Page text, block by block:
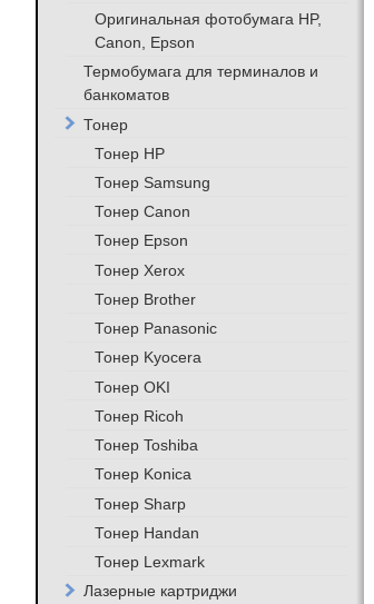
Оригинальная фотобумага HP,
Canon, Epson
Термобумага для терминалов и
банкоматов
Тонер
Тонер HP
Тонер Samsung
Тонер Canon
Тонер Epson
Тонер Xerox
Тонер Brother
Тонер Panasonic
Тонер Kyocera
Тонер OKI
Тонер Ricoh
Тонер Toshiba
Тонер Konica
Тонер Sharp
Тонер Handan
Тонер Lexmark
Лазерные картриджи